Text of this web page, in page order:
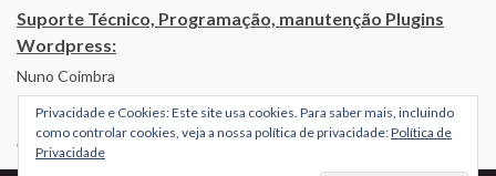
Suporte Técnico, Programação, manutenção Plugins
Wordpress:
Nuno Coimbra
Alojamento por Simbiose
Privacidade e Cookies: Este site usa cookies. Para saber mais, incluindo
como controlar cookies, veja a nossa política de privacidade:Política de
Privacidade